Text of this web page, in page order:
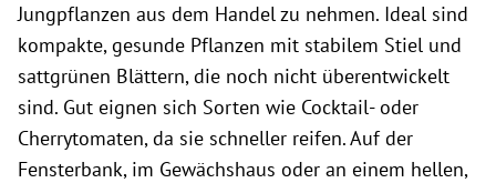
Jungpflanzen aus dem Handel zu nehmen. Ideal sind
kompakte, gesunde Pflanzen mit stabilem Stiel und
sattgrünen Blättern, die noch nicht überentwickelt
sind. Gut eignen sich Sorten wie Cocktail- oder
Cherrytomaten, da sie schneller reifen. Auf der
Fensterbank, im Gewächshaus oder an einem hellen,